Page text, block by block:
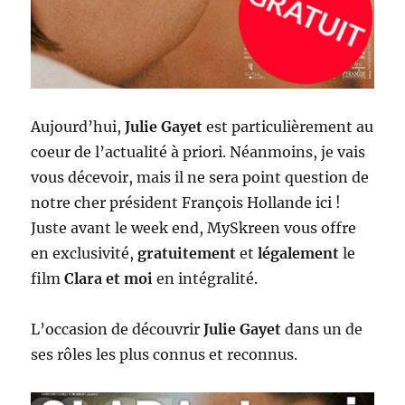
Aujourd’hui,Julie Gayet est particulièrement au
coeur de l’actualité à priori. Néanmoins, je vais
vous décevoir, mais il ne sera point question de
notre cher président François Hollande ici !
Juste avant le week end, MySkreen vous offre
en exclusivité,gratuitement etlégalementle
filmClara et moi en intégralité.
L’occasion de découvrirJulie Gayet dans un de
ses rôles les plus connus et reconnus.